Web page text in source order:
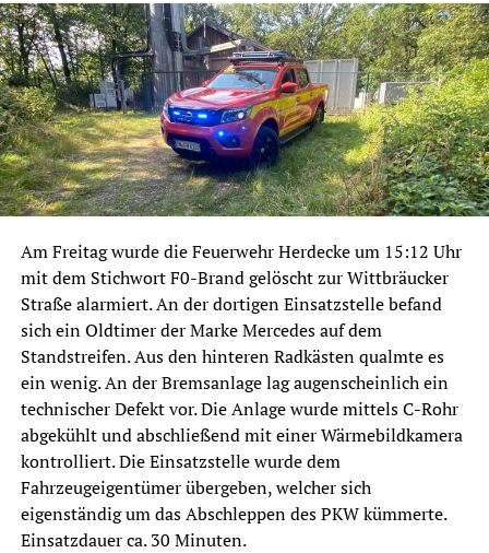
Am Freitag wurde die Feuerwehr Herdecke um 15:12 Uhr
mit dem Stichwort F0-Brand gelöscht zur Wittbräucker
Straße alarmiert. An der dortigen Einsatzstelle befand
sich ein Oldtimer der Marke Mercedes auf dem
Standstreifen. Aus den hinteren Radkästen qualmte es
ein wenig. An der Bremsanlage lag augenscheinlich ein
technischer Defekt vor. Die Anlage wurde mittels C-Rohr
abgekühlt und abschließend mit einer Wärmebildkamera
kontrolliert. Die Einsatzstelle wurde dem
Fahrzeugeigentümer übergeben, welcher sich
eigenständig um das Abschleppen des PKW kümmerte.
Einsatzdauer ca. 30 Minuten.